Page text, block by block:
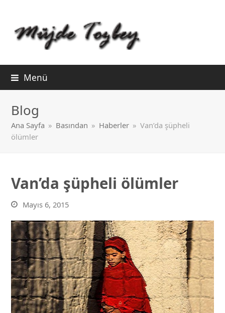
Menü
Blog
Ana Sayfa » Basından » Haberler » Van’da şüpheli
ölümler
Van’da şüpheli ölümler
Mayıs 6, 2015